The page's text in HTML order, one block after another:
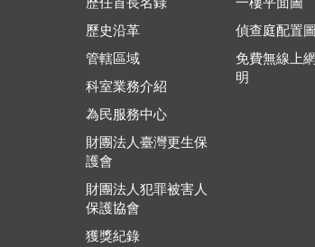
歷任首長名錄
歷史沿革
管轄區域
科室業務介紹
為民服務中心
財團法人臺灣更生保
護會
財團法人犯罪被害人
保護協會
獲獎紀錄
一樓平面圖
偵查庭配置圖
免費無線上
明